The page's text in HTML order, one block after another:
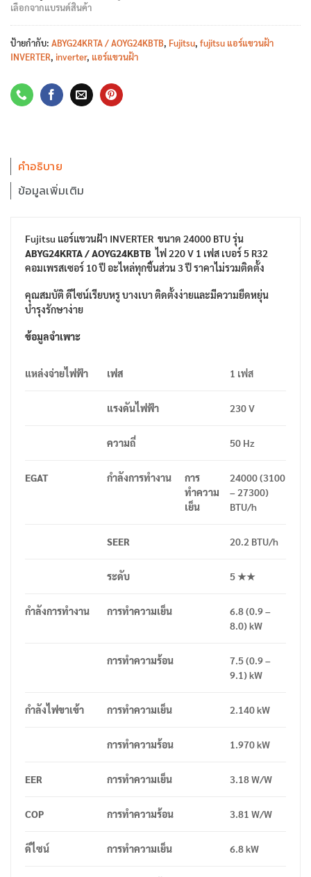
เลือกจากแบรนด์สินค้า
ป้ายกำกับ: ABYG24KRTA / AOYG24KBTB, Fujitsu, fujitsu แอร์แขวนฝ้า
INVERTER, inverter, แอร์แขวนฝ้า
คำอธิบาย
ข้อมูลเพิ่มเติม
Fujitsu แอร์แขวนฝ้า INVERTER ขนาด 24000 BTU รุ่น
ABYG24KRTA / AOYG24KBTB ไฟ 220 V 1 เฟส เบอร์ 5 R32
คอมเพรสเซอร์ 10 ปี อะไหล่ทุกชิ้นส่วน 3 ปี ราคาไม่รวมติดตั้ง
คุณสมบัติ ดีไซน์เรียบหรู บางเบา ติดตั้งง่ายและมีความยืดหยุ่น
บำรุงรักษาง่าย
ข้อมูลจำเพาะ
แหล่งจ่ายไฟฟ้า เฟส 1 เฟส
แรงดันไฟฟ้า 230 V
ความถี่ 50 Hz
EGAT กำลังการทำงาน
การ
ทำความ
เย็น
24000 (3100
– 27300)
BTU/h
SEER 20.2 BTU/h
ระดับ 5 ★★
กำลังการทำงาน การทำความเย็น
6.8 (0.9 –
8.0) kW
การทำความร้อน
7.5 (0.9 –
9.1) kW
กำลังไฟขาเข้า การทำความเย็น 2.140 kW
การทำความร้อน 1.970 kW
EER การทำความเย็น 3.18 W/W
COP การทำความร้อน 3.81 W/W
ดีไซน์ การทำความเย็น 6.8 kW